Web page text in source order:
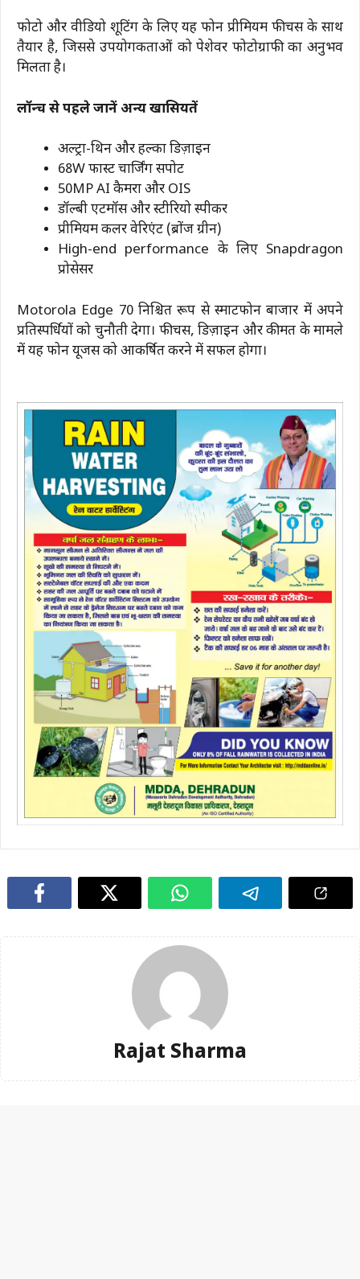
फोटो और वीडियो शूटिंग के लिए यह फोन प्रीमियम फीचर्स के साथ
तैयार है, जिससे उपयोगकर्ताओं को पेशेवर फोटोग्राफी का अनुभव
मिलता है।
लॉन्च से पहले जानें अन्य खासियतें
अल्ट्रा-थिन और हल्का डिज़ाइन
68W फास्ट चार्जिंग सपोर्ट
50MP AI कैमरा और OIS
डॉल्बी एटमॉस और स्टीरियो स्पीकर
प्रीमियम कलर वेरिएंट (ब्रोंज ग्रीन)
High-end performance के लिए Snapdragon
प्रोसेसर
Motorola Edge 70 निश्चित रूप से स्मार्टफोन बाजार में अपने
प्रतिस्पर्धियों को चुनौती देगा। फीचर्स, डिज़ाइन और कीमत के मामले
में यह फोन यूजर्स को आकर्षित करने में सफल होगा।
Rajat Sharma